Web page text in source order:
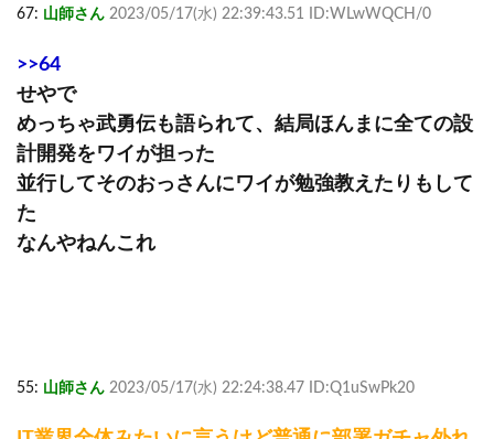
67: 山師さん 2023/05/17(水) 22:39:43.51 ID:WLwWQCH/0
>>64
せやで
めっちゃ武勇伝も語られて、結局ほんまに全ての設
計開発をワイが担った
並行してそのおっさんにワイが勉強教えたりもして
た
なんやねんこれ
55: 山師さん 2023/05/17(水) 22:24:38.47 ID:Q1uSwPk20